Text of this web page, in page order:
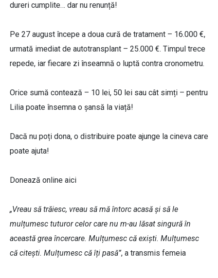
dureri cumplite… dar nu renunță!
Pe 27 august începe a doua cură de tratament – 16.000 €,
urmată imediat de autotransplant – 25.000 €. Timpul trece
repede, iar fiecare zi înseamnă o luptă contra cronometru.
Orice sumă contează – 10 lei, 50 lei sau cât simți – pentru
Lilia poate însemna o șansă la viață!
Dacă nu poți dona, o distribuire poate ajunge la cineva care
poate ajuta!
Donează online aici
„Vreau să trăiesc, vreau să mă întorc acasă și să le
mulțumesc tuturor celor care nu m-au lăsat singură în
această grea încercare. Mulțumesc că exiști. Mulțumesc
că citești. Mulțumesc că îți pasă”, a transmis femeia